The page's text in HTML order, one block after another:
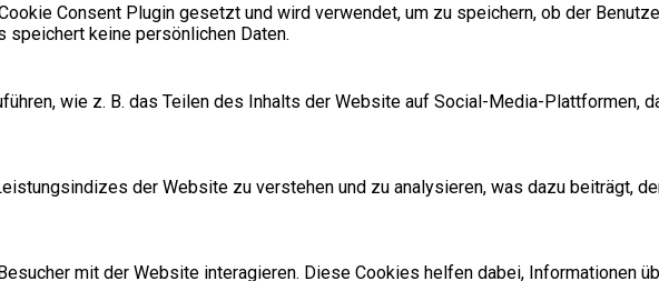
Consent Plugin gesetzt und wird verwendet, um zu speichern, ob der
speichert keine persönlichen Daten.
wie z. B. das Teilen des Inhalts der Website auf Social-Media-Plattformen,
der Website zu verstehen und zu analysieren, was dazu beiträgt,
mit der Website interagieren. Diese Cookies helfen dabei, Informationen